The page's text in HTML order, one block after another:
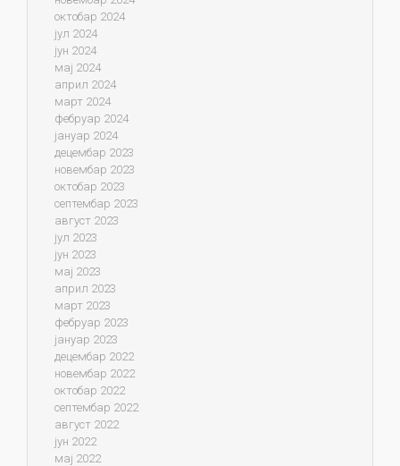
октобар 2024
јул 2024
јун 2024
мај 2024
април 2024
март 2024
фебруар 2024
јануар 2024
децембар 2023
новембар 2023
октобар 2023
септембар 2023
август 2023
јул 2023
јун 2023
мај 2023
април 2023
март 2023
фебруар 2023
јануар 2023
децембар 2022
новембар 2022
октобар 2022
септембар 2022
август 2022
јун 2022
мај 2022